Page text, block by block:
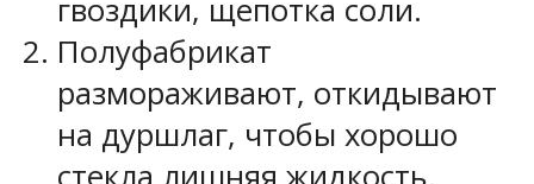
гвоздики, щепотка соли.
Полуфабрикат
размораживают, откидывают
на дуршлаг, чтобы хорошо